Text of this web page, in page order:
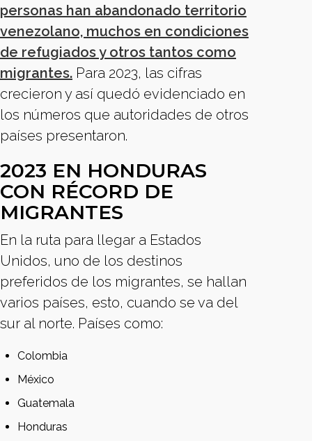
personas han abandonado territorio
venezolano, muchos en condiciones
de refugiados y otros tantos como
migrantes. Para 2023, las cifras
crecieron y así quedó evidenciado en
los números que autoridades de otros
países presentaron.
2023 EN HONDURAS
CON RÉCORD DE
MIGRANTES
En la ruta para llegar a Estados
Unidos, uno de los destinos
preferidos de los migrantes, se hallan
varios países, esto, cuando se va del
sur al norte. Países como:
Colombia
México
Guatemala
Honduras